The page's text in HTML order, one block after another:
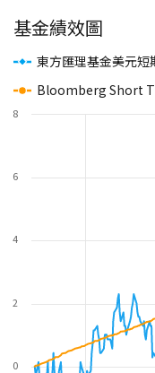
基金績效圖
東方匯理基金美元短
Bloomberg Short
0
2
4
6
8